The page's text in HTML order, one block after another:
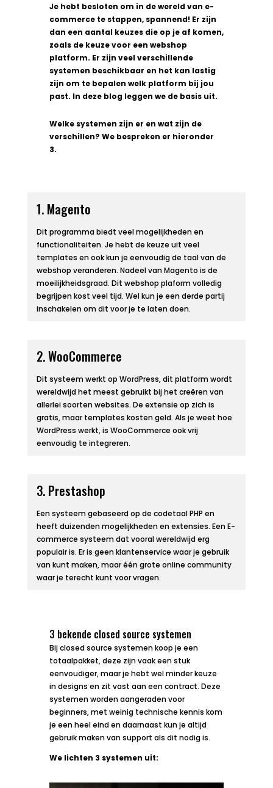
Je hebt besloten om in de wereld van e-
commerce te stappen, spannend! Er zijn
dan een aantal keuzes die op je af komen,
zoals de keuze voor een webshop
platform. Er zijn veel verschillende
systemen beschikbaar en het kan lastig
zijn om te bepalen welk platform bij jou
past. In deze blog leggen we de basis uit.
Welke systemen zijn er en wat zijn de
verschillen? We bespreken er hieronder
3.
1. Magento
Dit programma biedt veel mogelijkheden en
functionaliteiten. Je hebt de keuze uit veel
templates en ook kun je eenvoudig de taal van de
webshop veranderen. Nadeel van Magento is de
moeilijkheidsgraad. Dit webshop plaform volledig
begrijpen kost veel tijd. Wel kun je een derde partij
inschakelen om dit voor je te laten doen.
2. WooCommerce
Dit systeem werkt op WordPress, dit platform wordt
wereldwijd het meest gebruikt bij het creëren van
allerlei soorten websites. De extensie op zich is
gratis, maar templates kosten geld. Als je weet hoe
WordPress werkt, is WooCommerce ook vrij
eenvoudig te integreren.
3. Prestashop
Een systeem gebaseerd op de codetaal PHP en
heeft duizenden mogelijkheden en extensies. Een E-
commerce systeem dat vooral wereldwijd erg
populair is. Er is geen klantenservice waar je gebruik
van kunt maken, maar één grote online community
waar je terecht kunt voor vragen.
3 bekende closed source systemen
Bij closed source systemen koop je een
totaalpakket, deze zijn vaak een stuk
eenvoudiger, maar je hebt wel minder keuze
in designs en zit vast aan een contract. Deze
systemen worden aangeraden voor
beginners, met weinig technische kennis kom
je een heel eind en daarnaast kun je altijd
gebruik maken van support als dit nodig is.
We lichten 3 systemen uit: